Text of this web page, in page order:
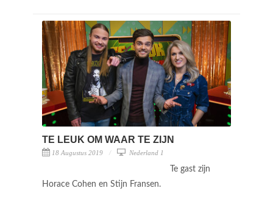
TE LEUK OM WAAR TE ZIJN
18 Augustus 2019 Nederland 1
Te gast zijn
Horace Cohen en Stijn Fransen.